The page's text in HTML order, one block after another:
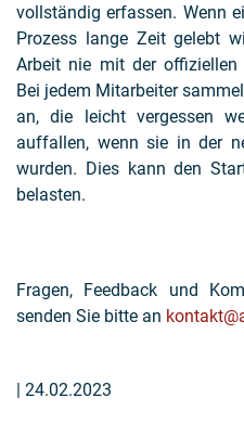
vollständig erfassen. Wenn
Prozess lange Zeit gelebt
Arbeit nie mit der offiziellen
Bei jedem Mitarbeiter
an, die leicht vergessen
auffallen, wenn sie in der
wurden. Dies kann den
belasten.
Fragen, Feedback und
senden Sie bitte an
| 24.02.2023